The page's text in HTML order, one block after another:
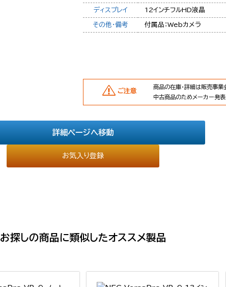
ディスプレイ 12インチフルHD液晶
その他・備考 付属品：Webカメラ
ご注意
商品の在庫・詳細は販売事業
中古商品のためメーカー発
詳細ページへ移動
お気入り登録
お探しの商品に類似したオススメ製品